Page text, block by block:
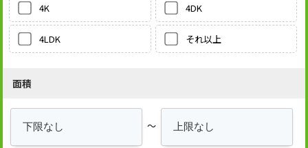
4K 4DK
4LDK それ以上
面積
～